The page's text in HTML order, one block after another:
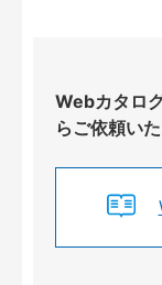
Webカタロ
らご依頼いた